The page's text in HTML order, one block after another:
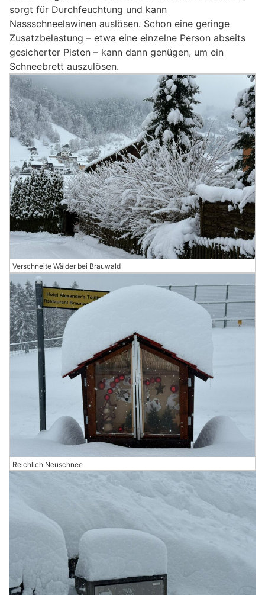
sorgt für Durchfeuchtung und kann
Nassschneelawinen auslösen. Schon eine geringe
Zusatzbelastung – etwa eine einzelne Person abseits
gesicherter Pisten – kann dann genügen, um ein
Schneebrett auszulösen.
Verschneite Wälder bei Brauwald
Reichlich Neuschnee